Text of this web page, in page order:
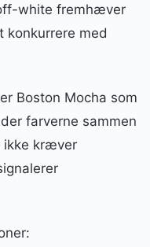
white fremhæver
konkurrere med
Boston Mocha som
farverne sammen
ikke kræver